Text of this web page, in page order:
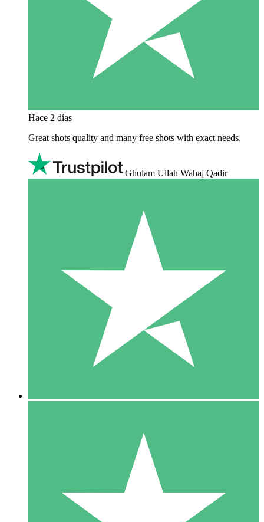
Hace 2 días
Great shots quality and many free shots with exact needs.
Ghulam Ullah Wahaj Qadir